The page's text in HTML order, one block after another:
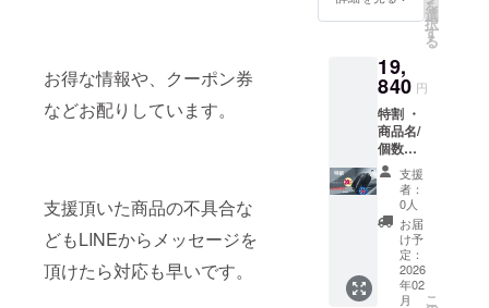
お得な情報や、クーポン券
などお配りしています。
支援頂いた商品の不具合な
どもLINEからメッセージを
頂けたら対応も早いです。
当店の公式
オンライン
ショップで
はキャンプ
ファイヤー
でご紹介で
きていない
商品など数
多く販売中
です。
イズ：
35cm x
48cm
・カ
ラー展
開；ブ
ラック
・素
材：オ
クス
フォー
ド
を
選
択
す
る
19,
840 円
特割 ・
商品名/
個数：
バック
パック
型キャ
リー×１
・希望
小売価
格：
24,800
支援
者：
0人
お届
け予
定：
2026
年02
月
こ